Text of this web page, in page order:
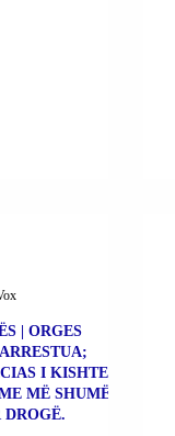
| ORGES
I KISHTE
MË SHUMË
DROGË.